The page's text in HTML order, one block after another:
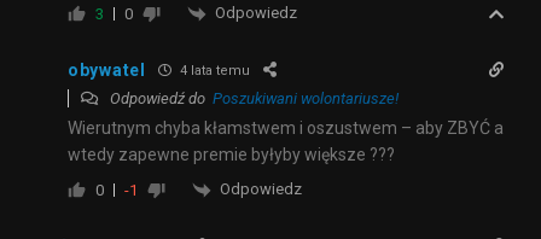
3 0 Odpowiedz
obywatel 4 lata temu
Odpowiedź do Poszukiwani wolontariusze!
Wierutnym chyba kłamstwem i oszustwem – aby ZBYĆ a
wtedy zapewne premie byłyby większe ???
0 -1 Odpowiedz